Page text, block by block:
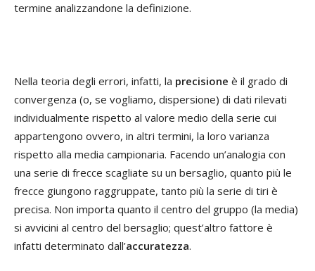
termine analizzandone la definizione.
Nella teoria degli errori, infatti, la precisione è il grado di
convergenza (o, se vogliamo, dispersione) di dati rilevati
individualmente rispetto al valore medio della serie cui
appartengono ovvero, in altri termini, la loro varianza
rispetto alla media campionaria. Facendo un’analogia con
una serie di frecce scagliate su un bersaglio, quanto più le
frecce giungono raggruppate, tanto più la serie di tiri è
precisa. Non importa quanto il centro del gruppo (la media)
si avvicini al centro del bersaglio; quest’altro fattore è
infatti determinato dall’accuratezza.